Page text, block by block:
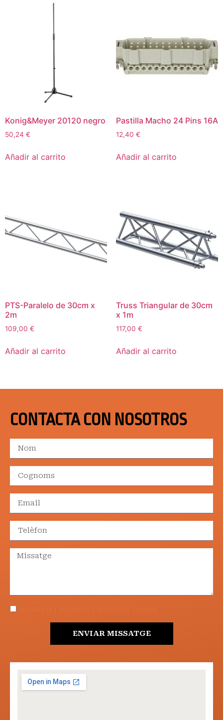
Konig&Meyer 20120 negro
50,24 €
Añadir al carrito
Pastilla Macho 24 Pins 16A
12,40 €
Añadir al carrito
PTS-Paralelo de 30cm x
2m
109,00 €
Añadir al carrito
Truss Triangular de 30cm
x 1m
117,00 €
Añadir al carrito
CONTACTA CON NOSOTROS
ENVIAR MISSATGE